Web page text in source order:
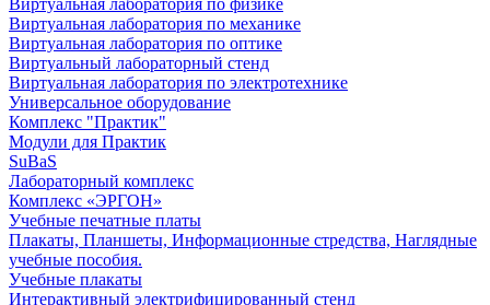
Виртуальная лаборатория по физике
Виртуальная лаборатория по механике
Виртуальная лаборатория по оптике
Виртуальный лабораторный стенд
Виртуальная лаборатория по электротехнике
Универсальное оборудование
Комплекс "Практик"
Модули для Практик
SuBaS
Лабораторный комплекс
Комплекс «ЭРГОН»
Учебные печатные платы
Плакаты, Планшеты, Информационные стредства, Наглядные
учебные пособия.
Учебные плакаты
Интерактивный электрифицированный стенд